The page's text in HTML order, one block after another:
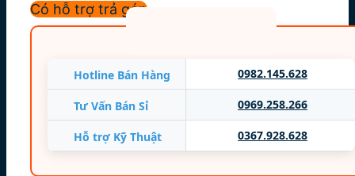
Công suất: 1060W
Trọng lượng: 80 Kg
Môi chất lạnh R134a
Sản xuất: Happys Việt Nam
Bảo hành: 18 tháng
Có hỗ trợ trả góp
Hotline Bán Hàng 0982.145.628
Tư Vấn Bán Sỉ 0969.258.266
Hỗ trợ Kỹ Thuật 0367.928.628